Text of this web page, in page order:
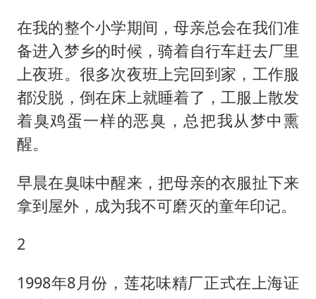
在我的整个小学期间，母亲总会在我们准
备进入梦乡的时候，骑着自行车赶去厂里
上夜班。很多次夜班上完回到家，工作服
都没脱，倒在床上就睡着了，工服上散发
着臭鸡蛋一样的恶臭，总把我从梦中熏
醒。
早晨在臭味中醒来，把母亲的衣服扯下来
拿到屋外，成为我不可磨灭的童年印记。
2
1998年8月份，莲花味精厂正式在上海证